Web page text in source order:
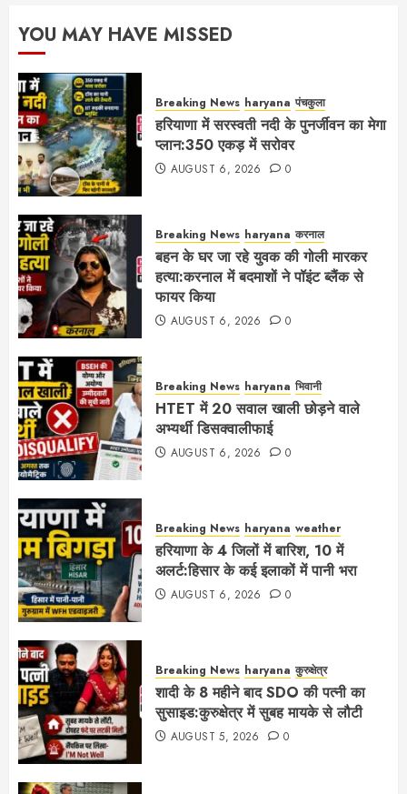
YOU MAY HAVE MISSED
Breaking News haryana पंचकुला
हरियाणा में सरस्वती नदी के पुनर्जीवन का मेगा
प्लान:350 एकड़ में सरोवर
AUGUST 6, 2026 0
Breaking News haryana करनाल
बहन के घर जा रहे युवक की गोली मारकर
हत्या:करनाल में बदमाशों ने पॉइंट ब्लैंक से
फायर किया
AUGUST 6, 2026 0
Breaking News haryana भिवानी
HTET में 20 सवाल खाली छोड़ने वाले
अभ्यर्थी डिसक्वालीफाई
AUGUST 6, 2026 0
Breaking News haryana weather
हरियाणा के 4 जिलों में बारिश, 10 में
अलर्ट:हिसार के कई इलाकों में पानी भरा
AUGUST 6, 2026 0
Breaking News haryana कुरुक्षेत्र
शादी के 8 महीने बाद SDO की पत्नी का
सुसाइड:कुरुक्षेत्र में सुबह मायके से लौटी
AUGUST 5, 2026 0